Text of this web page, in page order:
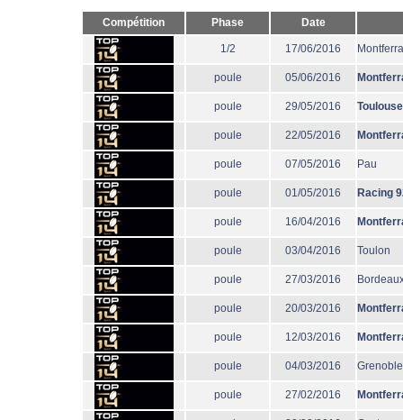
Compétition Phase Date
1/2 17/06/2016
poule 05/06/2016
poule 29/05/2016 Toulouse
poule 22/05/2016
poule 07/05/2016 Pau
poule 01/05/2016 Racing
poule 16/04/2016
poule 03/04/2016 Toulon
poule 27/03/2016
poule 20/03/2016
poule 12/03/2016
poule 04/03/2016 Grenoble
poule 27/02/2016